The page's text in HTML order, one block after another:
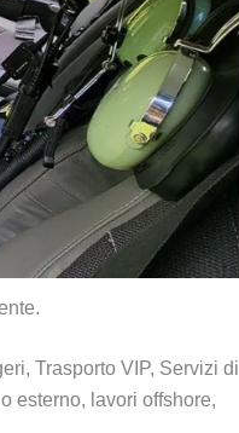
Trasporto VIP, Servizi di
esterno, lavori offshore,